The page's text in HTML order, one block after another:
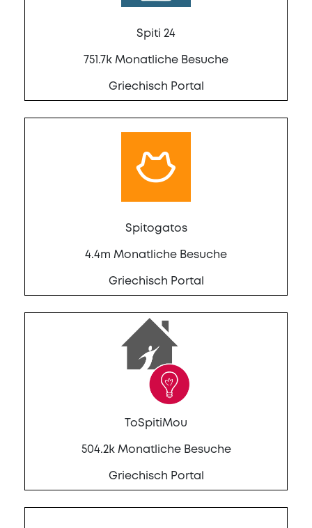
Spiti 24
751.7k Monatliche Besuche
Griechisch Portal
Spitogatos
4.4m Monatliche Besuche
Griechisch Portal
ToSpitiMou
504.2k Monatliche Besuche
Griechisch Portal